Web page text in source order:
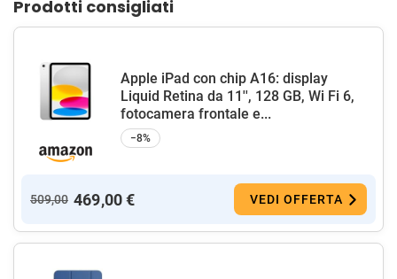
Prodotti consigliati
Apple iPad con chip A16: display
Liquid Retina da 11'', 128 GB, Wi Fi 6,
fotocamera frontale e...
−8%
509,00 469,00 € VEDI OFFERTA